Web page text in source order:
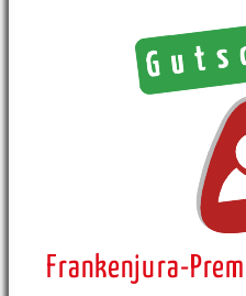
Frankenjura-